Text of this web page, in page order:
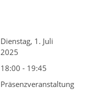
Dienstag, 1. Juli
2025
18:00 - 19:45
Präsenzveranstaltung